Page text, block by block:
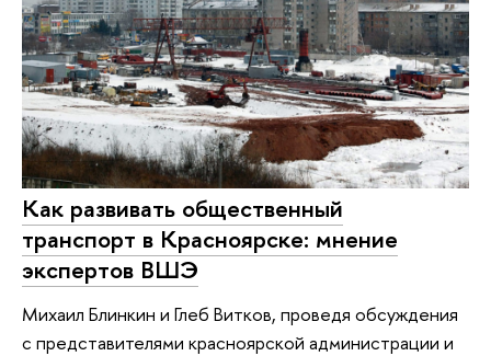
Как развивать общественный
транспорт в Красноярске: мнение
экспертов ВШЭ
Михаил Блинкин и Глеб Витков, проведя обсуждения
с представителями красноярской администрации и